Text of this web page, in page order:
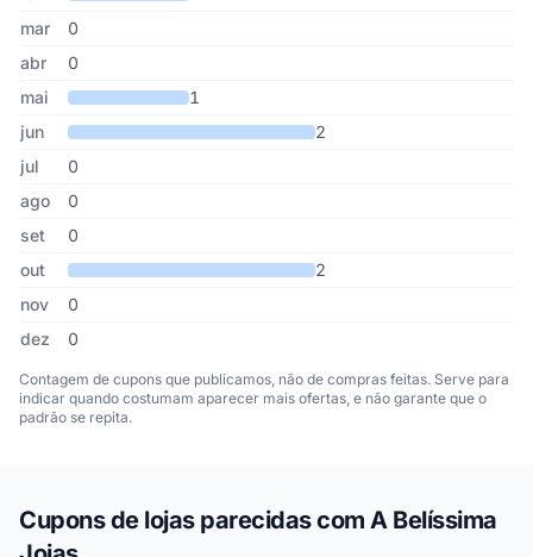
mar
0
abr
0
mai
1
jun
2
jul
0
ago
0
set
0
out
2
nov
0
dez
0
Contagem de cupons que publicamos, não de compras feitas. Serve para
indicar quando costumam aparecer mais ofertas, e não garante que o
padrão se repita.
Cupons de lojas parecidas com A Belíssima